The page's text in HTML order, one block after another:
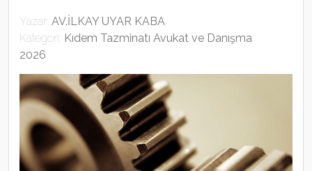
Yazar: AV.İLKAY UYAR KABA
Kategori: Kıdem Tazminatı Avukat ve Danışma
2026